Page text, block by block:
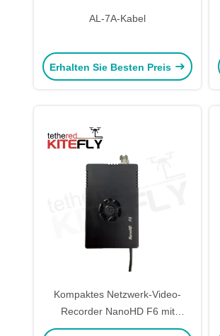
AL-7A-Kabel
Erhalten Sie Besten Preis
Kompaktes Netzwerk-Video-
Recorder NanoHD F6 mit
nahtloser Integration,